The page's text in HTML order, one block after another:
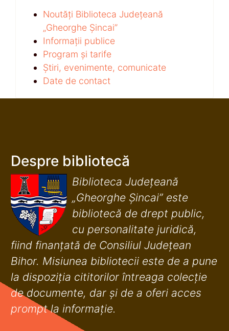
Noutăți Biblioteca Județeană
„Gheorghe Șincai”
Informații publice
Program și tarife
Știri, evenimente, comunicate
Date de contact
Despre bibliotecă
Biblioteca Județeană
„Gheorghe Șincai” este
bibliotecă de drept public,
cu personalitate juridică,
fiind finanţată de Consiliul Judeţean
Bihor. Misiunea bibliotecii este de a pune
la dispoziţia cititorilor întreaga colecţie
de documente, dar şi de a oferi acces
prompt la informaţie.